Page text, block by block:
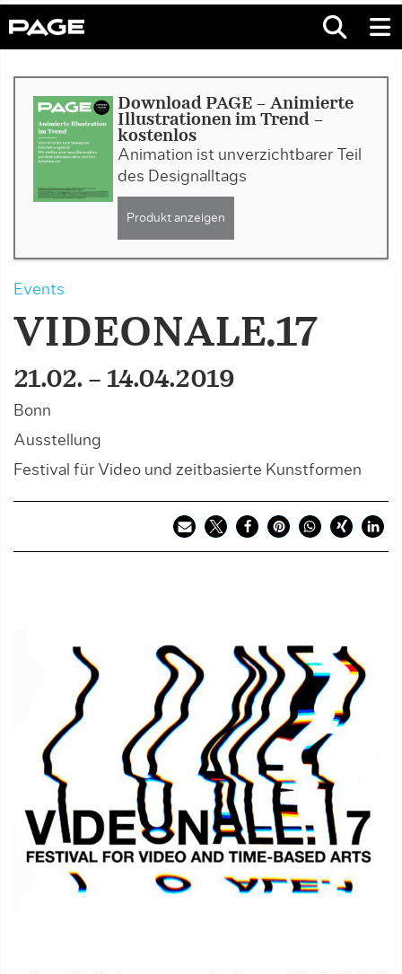
Download PAGE - Animierte
Illustrationen im Trend -
kostenlos
Animation ist unverzichtbarer Teil
des Designalltags
Produkt anzeigen
Events
VIDEONALE.17
21.02. – 14.04.2019
Bonn
Ausstellung
Festival für Video und zeitbasierte Kunstformen